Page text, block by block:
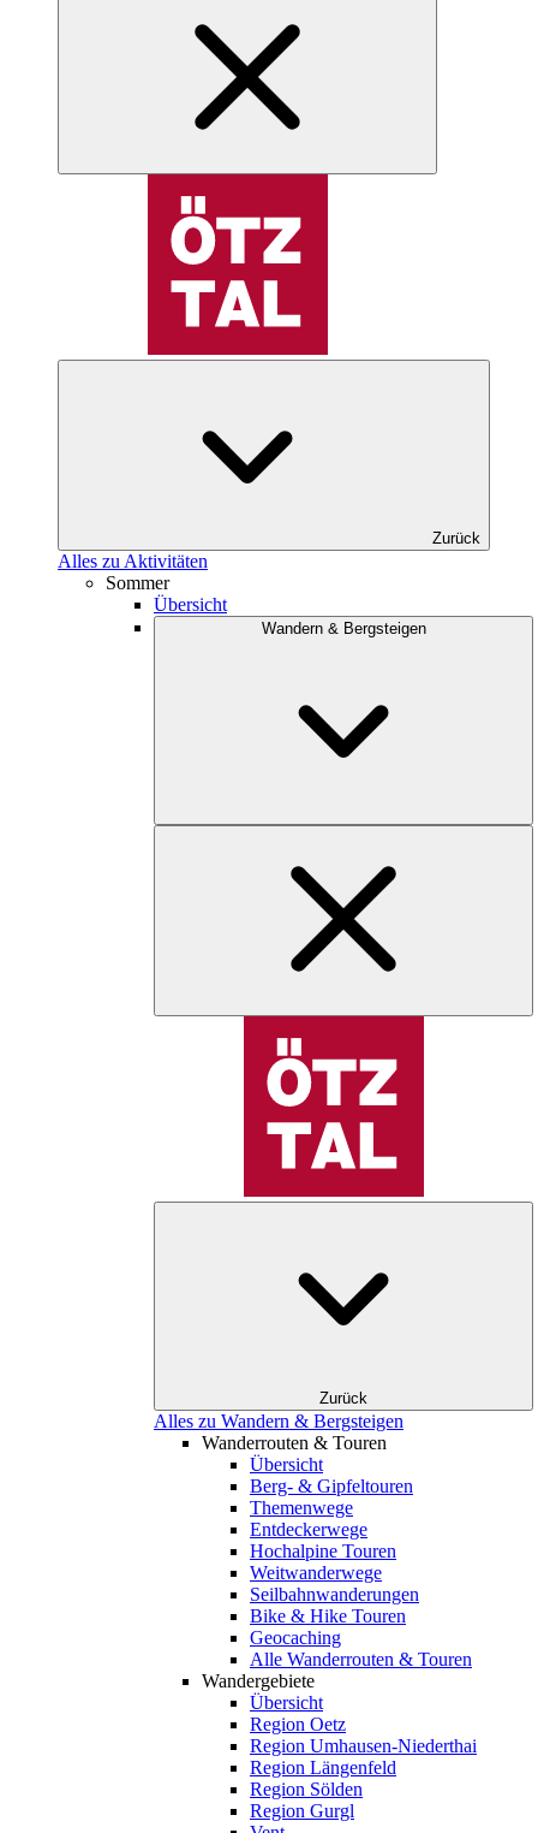
Zurück
Alles zu Aktivitäten
Sommer
Übersicht
Wandern & Bergsteigen
Zurück
Alles zu Wandern & Bergsteigen
Wanderrouten & Touren
Übersicht
Berg- & Gipfeltouren
Themenwege
Entdeckerwege
Hochalpine Touren
Weitwanderwege
Seilbahnwanderungen
Bike & Hike Touren
Geocaching
Alle Wanderrouten & Touren
Wandergebiete
Übersicht
Region Oetz
Region Umhausen-Niederthai
Region Längenfeld
Region Sölden
Region Gurgl